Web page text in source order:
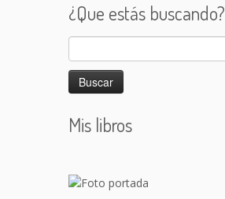
¿Que estás buscando?
Buscar:
Mis libros